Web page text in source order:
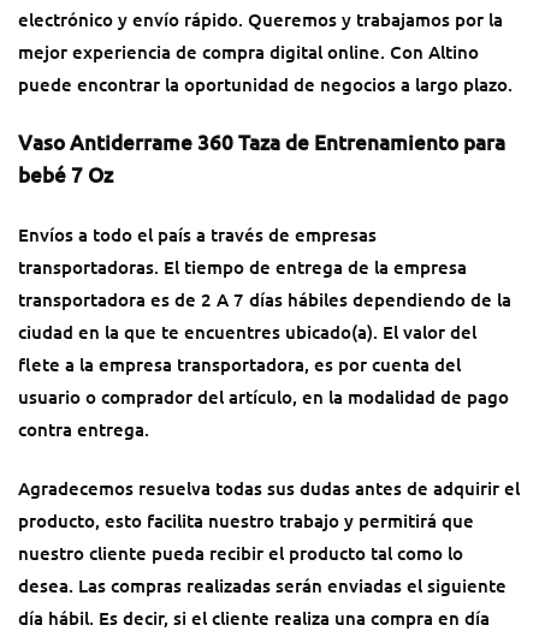
electrónico y envío rápido. Queremos y trabajamos por la
mejor experiencia de compra digital online. Con Altino
puede encontrar la oportunidad de negocios a largo plazo.
Vaso Antiderrame 360 Taza de Entrenamiento para
bebé 7 Oz
Envíos a todo el país a través de empresas
transportadoras. El tiempo de entrega de la empresa
transportadora es de 2 A 7 días hábiles dependiendo de la
ciudad en la que te encuentres ubicado(a). El valor del
flete a la empresa transportadora, es por cuenta del
usuario o comprador del artículo, en la modalidad de pago
contra entrega.
Agradecemos resuelva todas sus dudas antes de adquirir el
producto, esto facilita nuestro trabajo y permitirá que
nuestro cliente pueda recibir el producto tal como lo
desea. Las compras realizadas serán enviadas el siguiente
día hábil. Es decir, si el cliente realiza una compra en día